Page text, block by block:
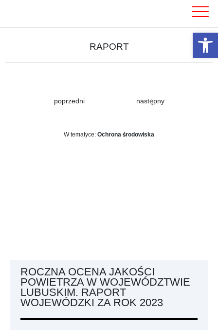
RAPORT
poprzedni następny
W tematyce: Ochrona środowiska
ROCZNA OCENA JAKOŚCI
POWIETRZA W WOJEWÓDZTWIE
LUBUSKIM. RAPORT
WOJEWÓDZKI ZA ROK 2023